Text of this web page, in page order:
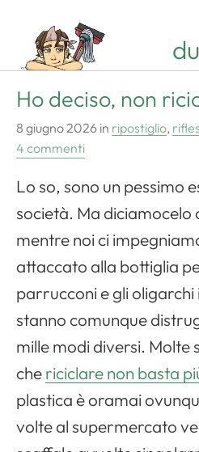
Ho deciso, non
8 giugno 2026 in ripostiglio,
4 commenti
Lo so, sono un pessimo
società. Ma diciamocelo
mentre noi ci
attaccato alla bottiglia
parrucconi e gli
stanno comunque
mille modi diversi. Molte
chericiclare non basta
plastica è oramai
volte al supermercato